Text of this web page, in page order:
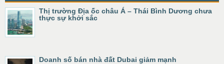
Thị trường Địa ốc châu Á – Thái Bình Dương chưa
thực sự khởi sắc
Doanh số bán nhà đất Dubai giảm mạnh